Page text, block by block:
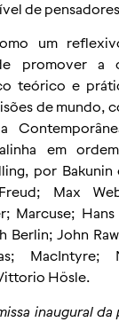
de
um
promover a
teórico e
de mundo,
em
por
Max
Marcuse;
Berlin; John
MacIntyre;
Hösle.
inaugural